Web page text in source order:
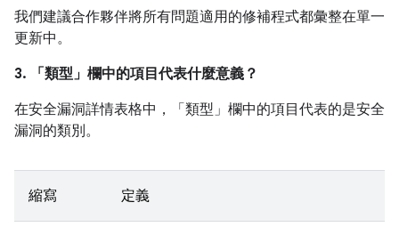
我們建議合作夥伴將所有問題適用的修補程式都彙整在單一
更新中。
3. 「類型」 欄中的項目代表什麼意義？
在安全漏洞詳情表格中，「類型」 欄中的項目代表的是安全
漏洞的類別。
縮寫 定義